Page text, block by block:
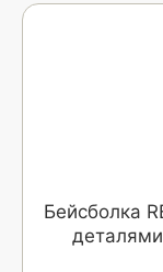
Бейсболка